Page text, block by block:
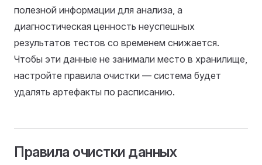
полезной информации для анализа, а
диагностическая ценность неуспешных
результатов тестов со временем снижается.
Чтобы эти данные не занимали место в хранилище,
настройте правила очистки — система будет
удалять артефакты по расписанию.
Правила очистки данных